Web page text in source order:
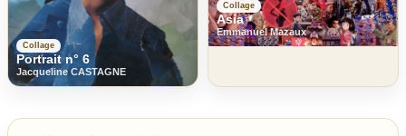
Collage
Portrait n° 6
Jacqueline CASTAGNE
Collage
Asia
Emmanuel Mazaux